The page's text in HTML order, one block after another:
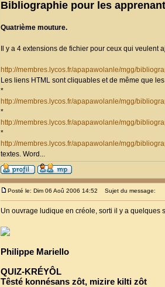
Bibliographie pour les
Quatrième mouture.
Il y a 4 extensions de fichier pour ceux qui
http://membres.lycos.fr/apapawolanle/mgg/
Les liens HTML sont cliquables et de même que
*
http://membres.lycos.fr/apapawolanle/mgg/
*
http://membres.lycos.fr/apapawolanle/mgg/
*
http://membres.lycos.fr/apapawolanle/mgg/
textes. Word...
Posté le: Dim 06 Aoû 2006 14:52 Sujet du message:
Un ouvrage ludique en créole, sorti il y a quelques
Philippe Mariello
QUIZ-KRÉYÔL
Têsté konnésans zôt, mizire kilti zôt